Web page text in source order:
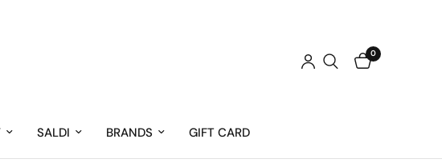
0
SALDI BRANDS GIFT CARD